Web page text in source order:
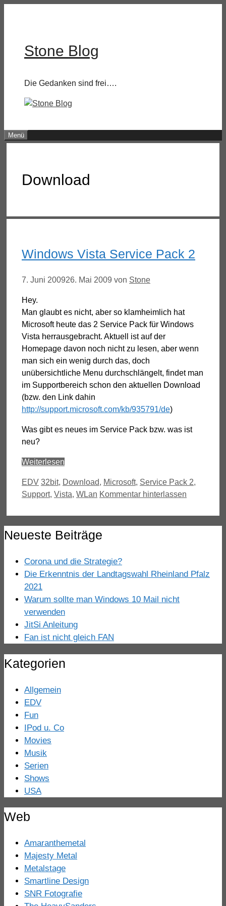
Stone Blog
Die Gedanken sind frei….
Menü
Download
Windows Vista Service Pack 2
7. Juni 200926. Mai 2009 von Stone
Hey.
Man glaubt es nicht, aber so klamheimlich hat
Microsoft heute das 2 Service Pack für Windows
Vista herrausgebracht. Aktuell ist auf der
Homepage davon noch nicht zu lesen, aber wenn
man sich ein wenig durch das, doch
unübersichtliche Menu durchschlängelt, findet man
im Supportbereich schon den aktuellen Download
(bzw. den Link dahin
http://support.microsoft.com/kb/935791/de)
Was gibt es neues im Service Pack bzw. was ist
neu?
Weiterlesen
Kategorien
EDV Schlagwörter
32bit, Download, Microsoft, Service Pack 2,
Support, Vista, WLan Kommentar hinterlassen
Neueste Beiträge
Corona und die Strategie?
Die Erkenntnis der Landtagswahl Rheinland Pfalz
2021
Warum sollte man Windows 10 Mail nicht
verwenden
JitSi Anleitung
Fan ist nicht gleich FAN
Kategorien
Allgemein
EDV
Fun
IPod u. Co
Movies
Musik
Serien
Shows
USA
Web
Amaranthemetal
Majesty Metal
Metalstage
Smartline Design
SNR Fotografie